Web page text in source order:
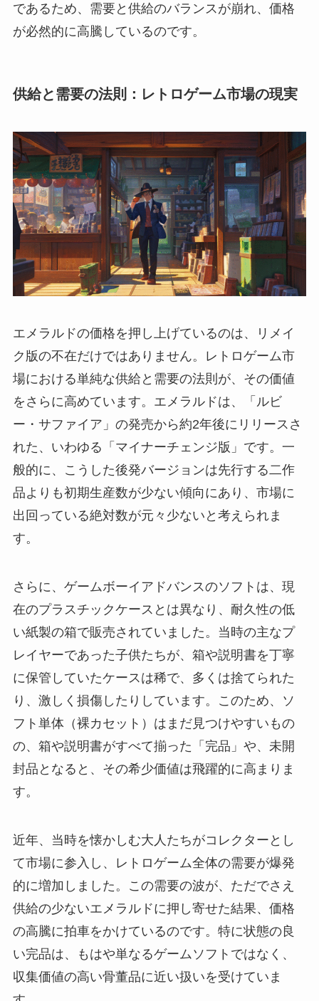
であるため、需要と供給のバランスが崩れ、価格
が必然的に高騰しているのです。
供給と需要の法則：レトロゲーム市場の現実
エメラルドの価格を押し上げているのは、リメイ
ク版の不在だけではありません。レトロゲーム市
場における単純な供給と需要の法則が、その価値
をさらに高めています。エメラルドは、「ルビ
ー・サファイア」の発売から約2年後にリリースさ
れた、いわゆる「マイナーチェンジ版」です。一
般的に、こうした後発バージョンは先行する二作
品よりも初期生産数が少ない傾向にあり、市場に
出回っている絶対数が元々少ないと考えられま
す。
さらに、ゲームボーイアドバンスのソフトは、現
在のプラスチックケースとは異なり、耐久性の低
い紙製の箱で販売されていました。当時の主なプ
レイヤーであった子供たちが、箱や説明書を丁寧
に保管していたケースは稀で、多くは捨てられた
り、激しく損傷したりしています。このため、ソ
フト単体（裸カセット）はまだ見つけやすいもの
の、箱や説明書がすべて揃った「完品」や、未開
封品となると、その希少価値は飛躍的に高まりま
す。
近年、当時を懐かしむ大人たちがコレクターとし
て市場に参入し、レトロゲーム全体の需要が爆発
的に増加しました。この需要の波が、ただでさえ
供給の少ないエメラルドに押し寄せた結果、価格
の高騰に拍車をかけているのです。特に状態の良
い完品は、もはや単なるゲームソフトではなく、
収集価値の高い骨董品に近い扱いを受けていま